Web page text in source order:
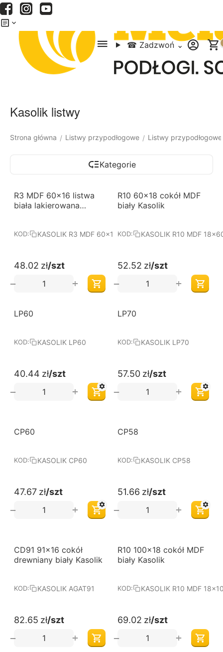
☎ Zadzwoń ⌄
Kasolik listwy
Strona główna / Listwy przypodłogowe / Listwy
Kategorie
R3 MDF 60x16 listwa
biała lakierowana
KOD: KASOLIK R3 MDF 60x16
48.02 zł/szt
+
−
R10 60x18 cokół MDF
biały Kasolik
KOD: KASOLIK R10 MDF
52.52 zł/szt
+
−
LP60
KOD: KASOLIK LP60
40.44 zł/szt
+
−
LP70
KOD: KASOLIK LP70
57.50 zł/szt
+
−
CP60
KOD: KASOLIK CP60
47.67 zł/szt
+
−
CP58
KOD: KASOLIK CP58
51.66 zł/szt
+
−
CD91 91x16 cokół
drewniany biały Kasolik
KOD: KASOLIK AGAT91
82.65 zł/szt
+
−
R10 100x18 cokół MDF
biały Kasolik
KOD: KASOLIK R10 MDF
69.02 zł/szt
+
−